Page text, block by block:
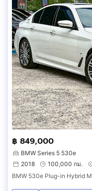
฿ 849,000
BMW Series 5 530e
2018
100,000 กม.